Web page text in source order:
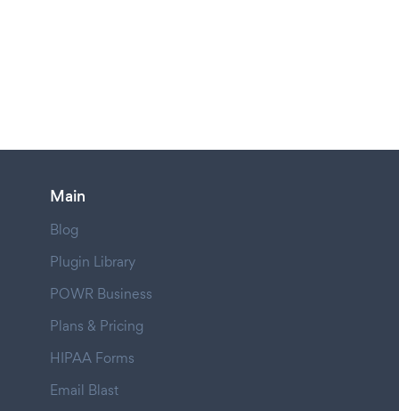
Main
Blog
Plugin Library
POWR Business
Plans & Pricing
HIPAA Forms
Email Blast